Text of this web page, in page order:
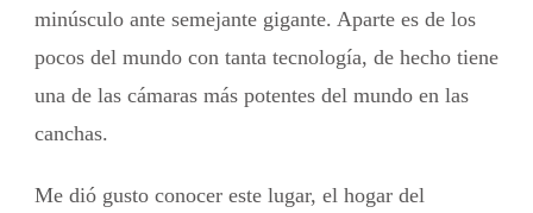
minúsculo ante semejante gigante. Aparte es de los
pocos del mundo con tanta tecnología, de hecho tiene
una de las cámaras más potentes del mundo en las
canchas.
Me dió gusto conocer este lugar, el hogar del